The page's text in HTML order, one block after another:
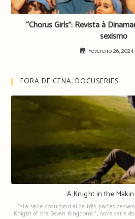
“Chorus Girls”: Revista à
sexismo
Fevereiro 26, 2024
FORA DE CENA: DOCUSERIES
A Knight in the
Esta série documental de três partes
Knight of the Seven Kingdoms", nova série